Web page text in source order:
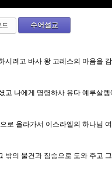
드 수어설교
려고 바사 왕 고레스의 마음을
나에게 명령하사 유다 예루살
로 올라가서 이스라엘의 하나님
의 물건과 짐승으로 도와 주고